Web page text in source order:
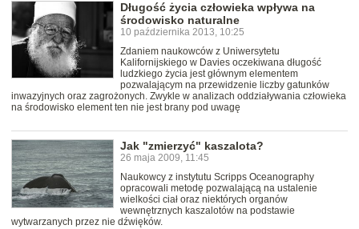
Długość życia człowieka wpływa na
środowisko naturalne
10 października 2013, 10:25
Zdaniem naukowców z Uniwersytetu
Kalifornijskiego w Davies oczekiwana długość
ludzkiego życia jest głównym elementem
pozwalającym na przewidzenie liczby gatunków
inwazyjnych oraz zagrożonych. Zwykle w analizach oddziaływania człowieka
na środowisko element ten nie jest brany pod uwagę
Jak "zmierzyć" kaszalota?
26 maja 2009, 11:45
Naukowcy z instytutu Scripps Oceanography
opracowali metodę pozwalającą na ustalenie
wielkości ciał oraz niektórych organów
wewnętrznych kaszalotów na podstawie
wytwarzanych przez nie dźwięków.